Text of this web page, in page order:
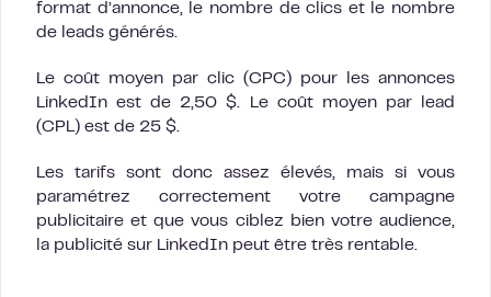
format d’annonce, le nombre de clics et le nombre
de leads générés.
Le coût moyen par clic (CPC) pour les annonces
LinkedIn est de 2,50 $. Le coût moyen par lead
(CPL) est de 25 $.
Les tarifs sont donc assez élevés, mais si vous
paramétrez correctement votre campagne
publicitaire et que vous ciblez bien votre audience,
la publicité sur LinkedIn peut être très rentable.